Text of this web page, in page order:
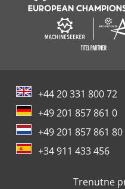
+44 20 331 800 72
+49 201 857 861 0
+49 201 857 861 80
+34 911 433 456
Trenutne